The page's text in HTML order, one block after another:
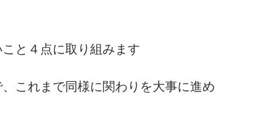
と４点に取り組みます
これまで同様に関わりを大事に進め